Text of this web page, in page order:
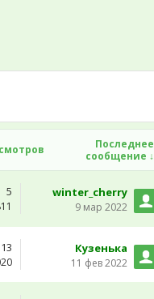
Последнее
сообщение ↓
5 winter_cherry
9 мар 2022
13 Кузенька
11 фев 2022